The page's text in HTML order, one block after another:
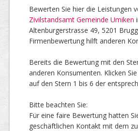
Bewerten Sie hier die Leistungen
Zivilstandsamt Gemeinde Umiken
Altenburgerstrasse 49, 5201
Firmenbewertung hilft anderen
Bereits die Bewertung mit den
anderen Konsumenten. Klicken
auf den Stern 1 bis 6 der
Bitte beachten Sie:
Für eine faire Bewertung hatten
geschäftlichen Kontakt mit dem